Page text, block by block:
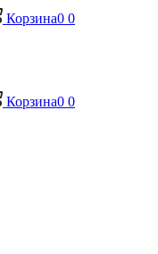
Корзина0 0
Корзина0 0